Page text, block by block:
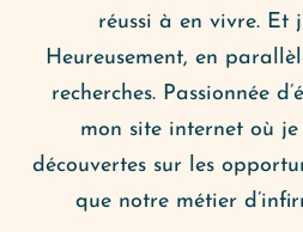
réussi à en vivre. Et
Heureusement, en
recherches. Passionnée
mon site internet où
découvertes sur les
que notre métier